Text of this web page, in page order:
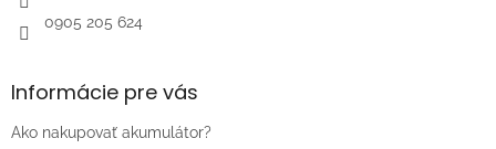
0905 205 624
Informácie pre vás
Ako nakupovať akumulátor?